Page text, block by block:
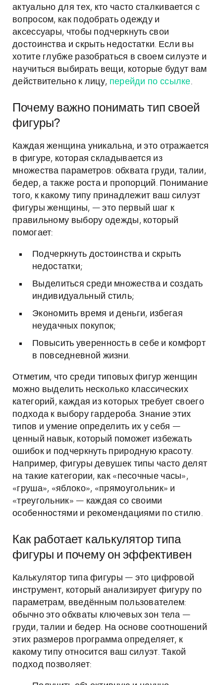
актуально для тех, кто часто сталкивается с
вопросом, как подобрать одежду и
аксессуары, чтобы подчеркнуть свои
достоинства и скрыть недостатки. Если вы
хотите глубже разобраться в своем силуэте и
научиться выбирать вещи, которые будут вам
действительно к лицу, перейди по ссылке.
Почему важно понимать тип своей
фигуры?
Каждая женщина уникальна, и это отражается
в фигуре, которая складывается из
множества параметров: обхвата груди, талии,
бедер, а также роста и пропорций. Понимание
того, к какому типу принадлежит ваш силуэт
фигуры женщины, — это первый шаг к
правильному выбору одежды, который
помогает:
Подчеркнуть достоинства и скрыть
недостатки;
Выделиться среди множества и создать
индивидуальный стиль;
Экономить время и деньги, избегая
неудачных покупок;
Повысить уверенность в себе и комфорт
в повседневной жизни.
Отметим, что среди типовых фигур женщин
можно выделить несколько классических
категорий, каждая из которых требует своего
подхода к выбору гардероба. Знание этих
типов и умение определить их у себя —
ценный навык, который поможет избежать
ошибок и подчеркнуть природную красоту.
Например, фигуры девушек типы часто делят
на такие категории, как «песочные часы»,
«груша», «яблоко», «прямоугольник» и
«треугольник» — каждая со своими
особенностями и рекомендациями по стилю.
Как работает калькулятор типа
фигуры и почему он эффективен
Калькулятор типа фигуры — это цифровой
инструмент, который анализирует фигуру по
параметрам, введённым пользователем:
обычно это обхваты ключевых зон тела —
груди, талии и бедер. На основе соотношений
этих размеров программа определяет, к
какому типу относится ваш силуэт. Такой
подход позволяет: